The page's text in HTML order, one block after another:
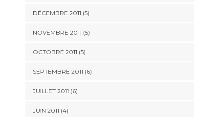
DÉCEMBRE 2011 (5)
NOVEMBRE 2011 (5)
OCTOBRE 2011 (5)
SEPTEMBRE 2011 (6)
JUILLET 2011 (6)
JUIN 2011 (4)